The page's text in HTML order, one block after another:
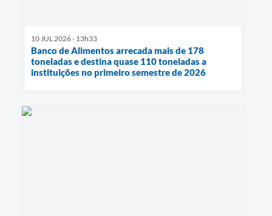
10 JUL 2026 - 13h33
Banco de Alimentos arrecada mais de 178
toneladas e destina quase 110 toneladas a
instituições no primeiro semestre de 2026